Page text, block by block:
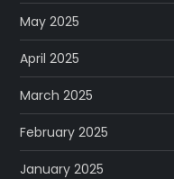
May 2025
April 2025
March 2025
February 2025
January 2025